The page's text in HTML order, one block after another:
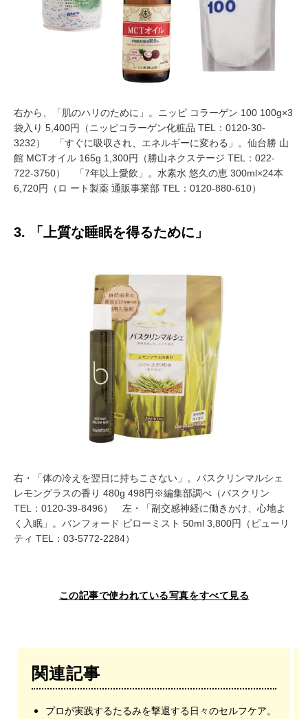
右から、「肌のハリのために」。ニッピ コラーゲン 100 100g×3
袋入り 5,400円（ニッピコラーゲン化粧品 TEL：0120-30-
3232） 「すぐに吸収され、エネルギーに変わる」。仙台勝 山
館 MCTオイル 165g 1,300円（勝山ネクステージ TEL：022-
722-3750） 「7年以上愛飲」。水素水 悠久の恵 300ml×24本
6,720円（ロ ート製薬 通販事業部 TEL：0120-880-610）
3. 「上質な睡眠を得るために」
右・「体の冷えを翌日に持ちこさない」。バスクリンマルシェ
レモングラスの香り 480g 498円※編集部調べ（バスクリン
TEL：0120-39-8496） 左・「副交感神経に働きかけ、心地よ
く入眠」。バンフォード ピローミスト 50ml 3,800円（ピューリ
ティ TEL：03-5772-2284）
この記事で使われている写真をすべて見る
関連記事
プロが実践するたるみを撃退する日々のセルフケア。